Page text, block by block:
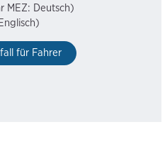
MEZ: Deutsch)
für Fahrer